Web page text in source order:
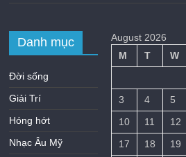
Danh mục
Đời sống
Giải Trí
Hóng hớt
Nhạc Âu Mỹ
August 2026
M
T W
3
4 5
10
11 12
17
18 19